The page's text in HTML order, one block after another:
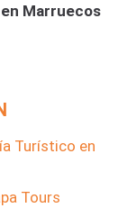
Marruecos
Turístico en
Tours